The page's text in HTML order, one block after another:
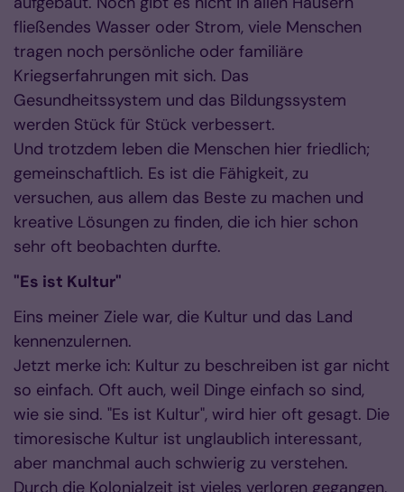
fließendes Wasser oder Strom, viele Menschen
tragen noch persönliche oder familiäre
Kriegserfahrungen mit sich. Das
Gesundheitssystem und das Bildungssystem
werden Stück für Stück verbessert.
Und trotzdem leben die Menschen hier friedlich;
gemeinschaftlich. Es ist die Fähigkeit, zu
versuchen, aus allem das Beste zu machen und
kreative Lösungen zu finden, die ich hier schon
sehr oft beobachten durfte.
"Es ist Kultur"
Eins meiner Ziele war, die Kultur und das Land
kennenzulernen.
Jetzt merke ich: Kultur zu beschreiben ist gar nicht
so einfach. Oft auch, weil Dinge einfach so sind,
wie sie sind. "Es ist Kultur", wird hier oft gesagt. Die
timoresische Kultur ist unglaublich interessant,
aber manchmal auch schwierig zu verstehen.
Durch die Kolonialzeit ist vieles verloren gegangen,